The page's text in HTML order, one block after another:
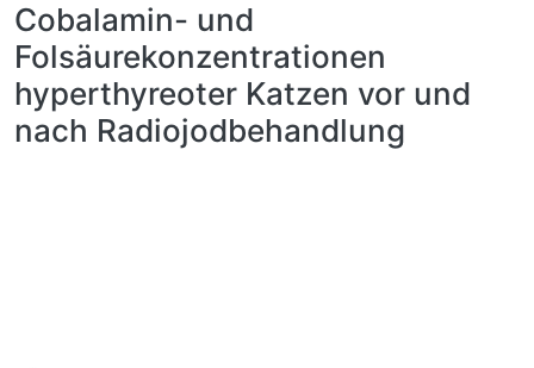
Cobalamin- und
Folsäurekonzentrationen
hyperthyreoter Katzen vor und
nach Radiojodbehandlung